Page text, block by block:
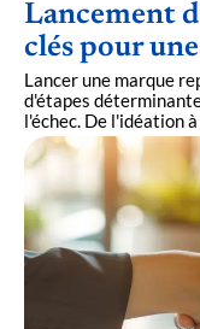
Lancement
clés pour
Lancer une marque
d'étapes
l'échec. De l'idéation